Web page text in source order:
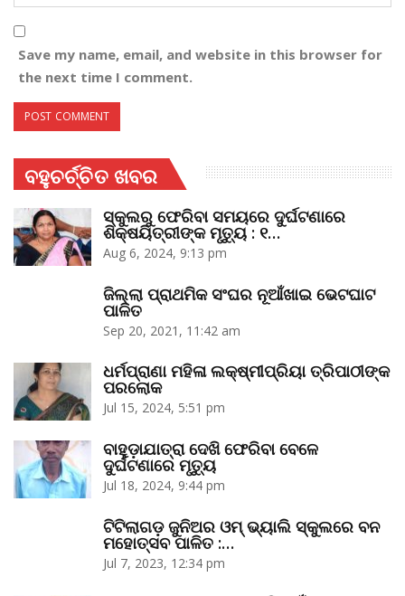
Save my name, email, and website in this browser for
the next time I comment.
ବହୁଚର୍ଚ୍ଚିତ ଖବର
ସ୍କୁଲରୁ ଫେରିବା ସମୟରେ ଦୁର୍ଘଟଣାରେ
ଶିକ୍ଷୟିତ୍ରୀଙ୍କ ମୃତ୍ୟୁ : ୧…
Aug 6, 2024, 9:13 pm
ଜିଲ୍ଲା ପ୍ରାଥମିକ ସଂଘର ନୂଆଁଖାଇ ଭେଟଘାଟ
ପାଳିତ
Sep 20, 2021, 11:42 am
ଧର୍ମପ୍ରାଣା ମହିଳା ଲକ୍ଷ୍ମୀପ୍ରିୟା ତ୍ରିପାଠୀଙ୍କ
ପରଲୋକ
Jul 15, 2024, 5:51 pm
ବାହୁଡ଼ାଯାତ୍ରା ଦେଖି ଫେରିବା ବେଳେ
ଦୁର୍ଘଟଣାରେ ମୃତ୍ୟୁ
Jul 18, 2024, 9:44 pm
ଟିଟିଲାଗଡ଼ ଜୁନିଅର ଓମ୍‌ ଭ୍ୟାଲି ସ୍କୁଲରେ ବନ
ମହୋତ୍ସବ ପାଳିତ :…
Jul 7, 2023, 12:34 pm